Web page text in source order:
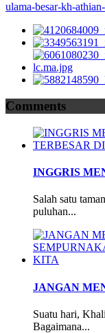
Comments
INGGRIS
Salah satu
puluhan...
JANGAN
Suatu hari,
Bagaimana...